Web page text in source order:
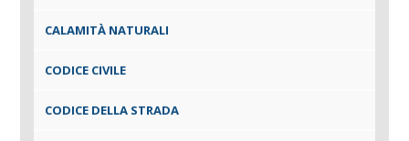
CALAMITÀ NATURALI
CODICE CIVILE
CODICE DELLA STRADA